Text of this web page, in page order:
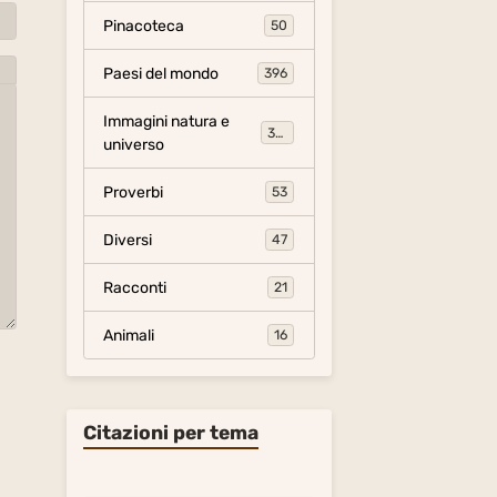
Pinacoteca 50
Paesi del mondo 396
Immagini natura e
universo
306
Proverbi 53
Diversi 47
Racconti 21
Animali 16
Citazioni per tema